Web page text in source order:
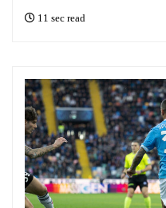
11 sec read